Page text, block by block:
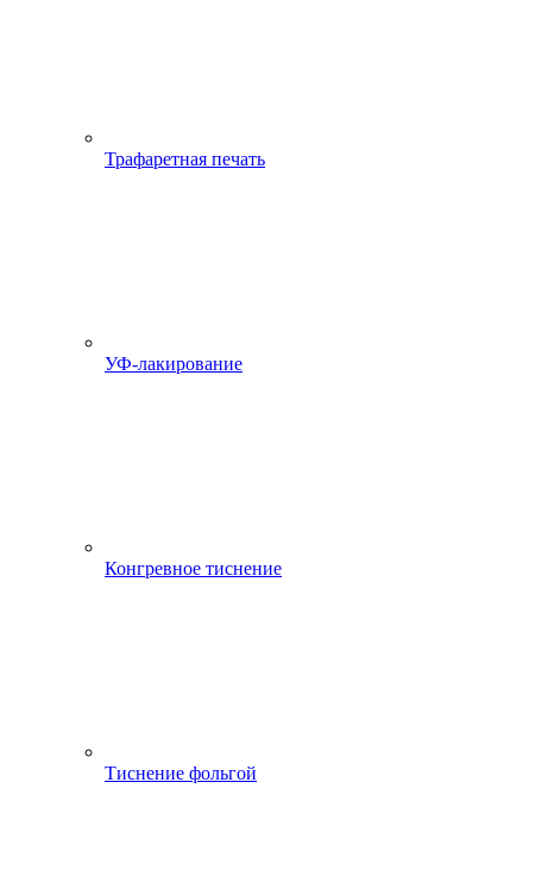
Трафаретная печать
УФ-лакирование
Конгревное тиснение
Тиснение фольгой